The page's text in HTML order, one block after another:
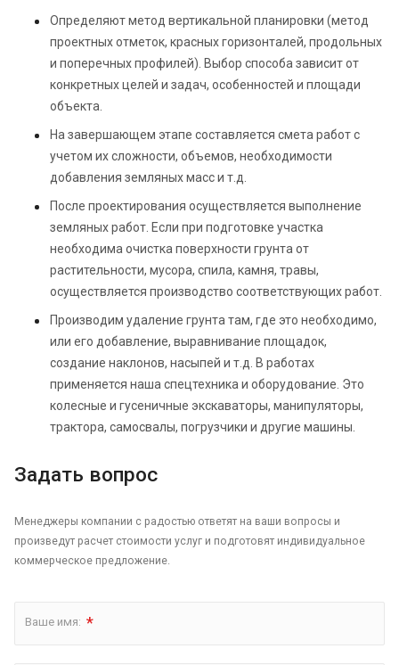
Определяют метод вертикальной планировки (метод
проектных отметок, красных горизонталей, продольных
и поперечных профилей). Выбор способа зависит от
конкретных целей и задач, особенностей и площади
объекта.
На завершающем этапе составляется смета работ с
учетом их сложности, объемов, необходимости
добавления земляных масс и т.д.
После проектирования осуществляется выполнение
земляных работ. Если при подготовке участка
необходима очистка поверхности грунта от
растительности, мусора, спила, камня, травы,
осуществляется производство соответствующих работ.
Производим удаление грунта там, где это необходимо,
или его добавление, выравнивание площадок,
создание наклонов, насыпей и т.д. В работах
применяется наша спецтехника и оборудование. Это
колесные и гусеничные экскаваторы, манипуляторы,
трактора, самосвалы, погрузчики и другие машины.
Задать вопрос
Менеджеры компании с радостью ответят на ваши вопросы и
произведут расчет стоимости услуг и подготовят индивидуальное
коммерческое предложение.
Ваше имя: *